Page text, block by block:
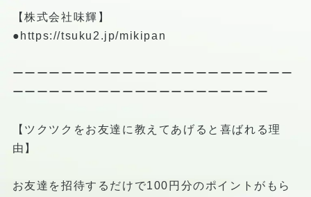
【株式会社味輝】
● https://tsuku2.jp/mikipan
ーーーーーーーーーーーーーーーーーーーーーーー
ーーーーーーーーーーーーーーーーーーーーー
【ツクツクをお友達に教えてあげると喜ばれる理
由】
お友達を招待するだけで100円分のポイントがもら